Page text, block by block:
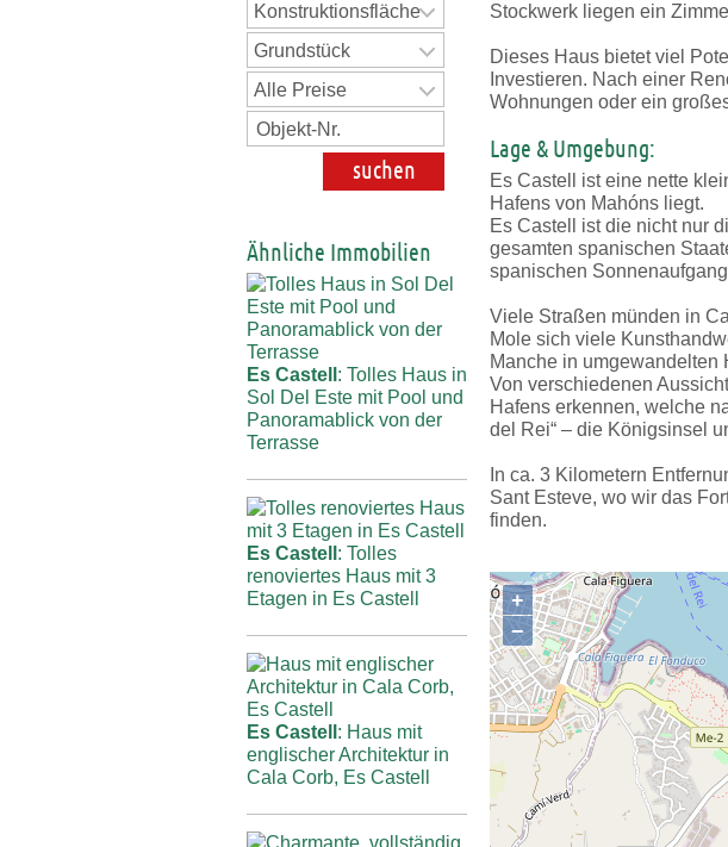
Stockwerk liegen ein
Dieses Haus bietet viel
Investieren. Nach einer
Wohnungen oder ein
Lage & Umgebung:
Es Castell ist eine nette
Hafens von Mahóns liegt.
Es Castell ist die nicht nur
gesamten spanischen
spanischen
Viele Straßen münden in
Mole sich viele
Manche in umgewandelten
Von verschiedenen
Hafens erkennen, welche
del Rei“ – die Königsinsel
In ca. 3 Kilometern
Sant Esteve, wo wir das
finden.
+
−
Konstruktionsfläche
Grundstück
Alle Preise
Ähnliche Immobilien
Es Castell : Tolles Haus in
Sol Del Este mit Pool und
Panoramablick von der
Terrasse
Es Castell : Tolles
renoviertes Haus mit 3
Etagen in Es Castell
Es Castell : Haus mit
englischer Architektur in
Cala Corb, Es Castell